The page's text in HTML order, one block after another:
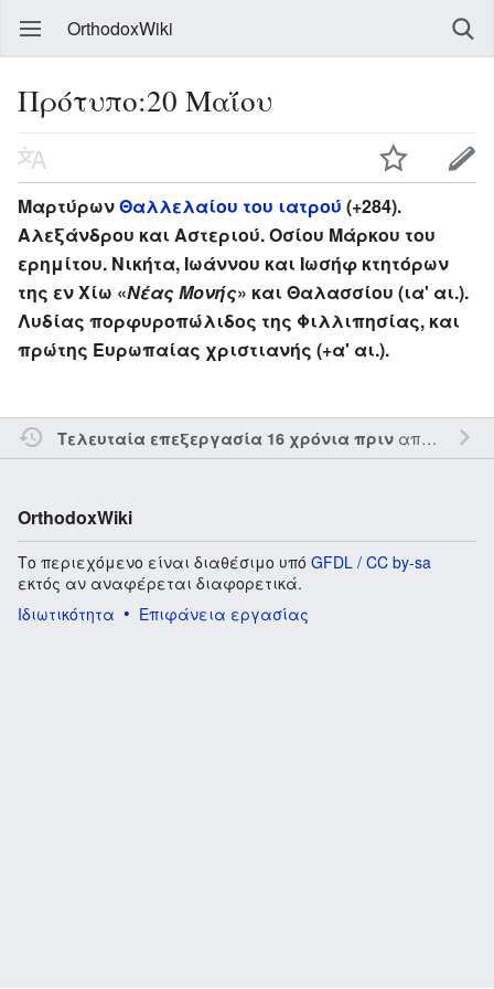
OrthodoxWiki
Πρότυπο:20 Μαΐου
ΜαρτύρωνΘαλλελαίου του ιατρού (+284).
Αλεξάνδρου και Αστεριού. Οσίου Μάρκου του
ερημίτου. Νικήτα, Ιωάννου και Ιωσήφ κτητόρων
της εν Χίω «Νέας Μονής» και Θαλασσίου (ια' αι.).
Λυδίας πορφυροπώλιδος της Φιλλιπησίας, και
πρώτης Ευρωπαίας χριστιανής (+α' αι.).
Τελευταία επεξεργασία 16 χρόνια πριναπό τον την
OrthodoxWiki
Το περιεχόμενο είναι διαθέσιμο υπό GFDL / CC by-sa
εκτός αν αναφέρεται διαφορετικά.
Ιδιωτικότητα
Επιφάνεια εργασίας